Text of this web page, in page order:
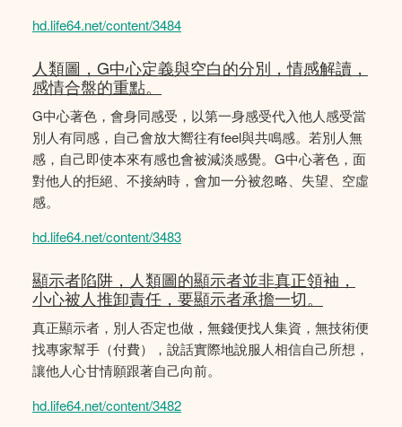
hd.life64.net/content/3484
人類圖，G中心定義與空白的分別，情感解讀，
感情合盤的重點。
G中心著色，會身同感受，以第一身感受代入他人感受當
別人有同感，自己會放大嚮往有feel與共鳴感。若別人無
感，自己即使本來有感也會被減淡感覺。G中心著色，面
對他人的拒絕、不接納時，會加一分被忽略、失望、空虛
感。
hd.life64.net/content/3483
顯示者陷阱，人類圖的顯示者並非真正領袖，
小心被人推卸責任，要顯示者承擔一切。
真正顯示者，別人否定也做，無錢便找人集資，無技術便
找專家幫手（付費），說話實際地說服人相信自己所想，
讓他人心甘情願跟著自己向前。
hd.life64.net/content/3482